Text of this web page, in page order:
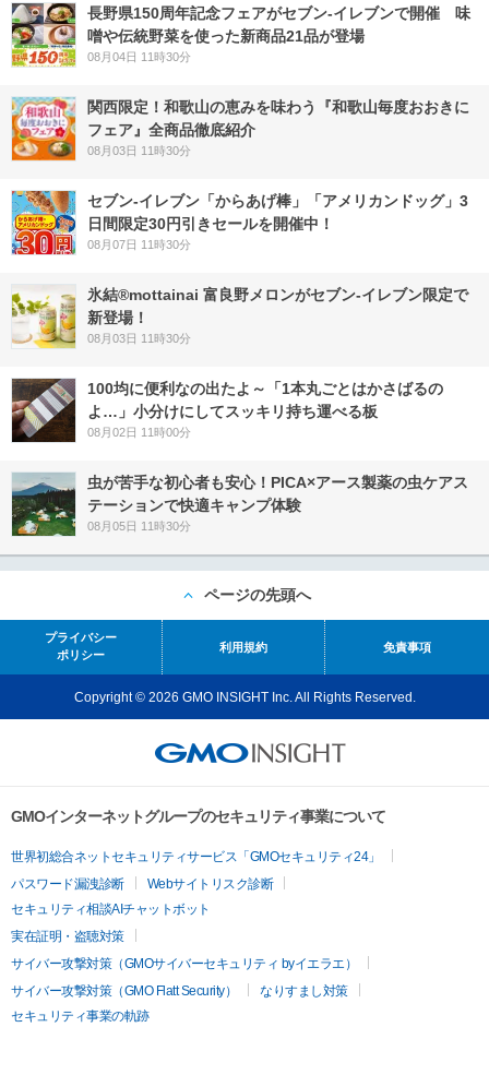
長野県150周年記念フェアがセブン-イレブンで開催 味
噌や伝統野菜を使った新商品21品が登場
08月04日 11時30分
関西限定！和歌山の恵みを味わう『和歌山毎度おおきに
フェア』全商品徹底紹介
08月03日 11時30分
セブン‐イレブン「からあげ棒」「アメリカンドッグ」3
日間限定30円引きセールを開催中！
08月07日 11時30分
氷結®mottainai 富良野メロンがセブン‐イレブン限定で
新登場！
08月03日 11時30分
100均に便利なの出たよ～「1本丸ごとはかさばるの
よ…」小分けにしてスッキリ持ち運べる板
08月02日 11時00分
虫が苦手な初心者も安心！PICA×アース製薬の虫ケアス
テーションで快適キャンプ体験
08月05日 11時30分
ページの先頭へ
プライバシー
ポリシー
利用規約 免責事項
Copyright © 2026 GMO INSIGHT Inc. All Rights Reserved.
GMOインターネットグループのセキュリティ事業について
世界初総合ネットセキュリティサービス「GMOセキュリティ24」
パスワード漏洩診断
Webサイトリスク診断
セキュリティ相談AIチャットボット
実在証明・盗聴対策
サイバー攻撃対策（GMOサイバーセキュリティ byイエラエ）
サイバー攻撃対策（GMO Flatt Security）
なりすまし対策
セキュリティ事業の軌跡